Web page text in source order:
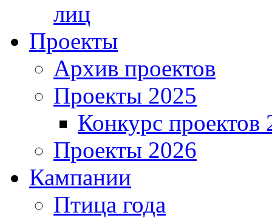
лиц
Проекты
Архив проектов
Проекты 2025
Конкурс проектов
Проекты 2026
Кампании
Птица года